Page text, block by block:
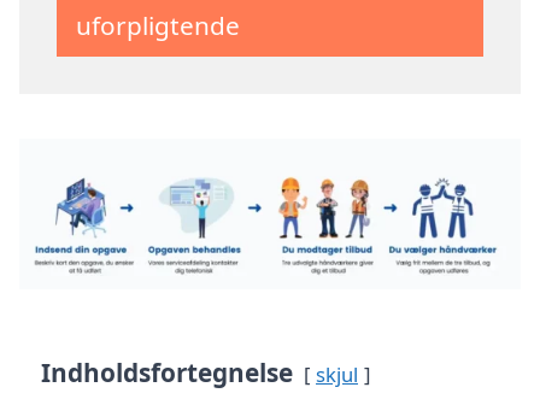
uforpligtende
Indholdsfortegnelse skjul